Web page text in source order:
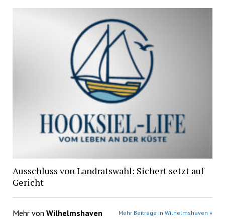
Ausschluss von Landratswahl: Sichert setzt auf
Gericht
Mehr von Wilhelmshaven Mehr Beiträge in Wilhelmshaven »